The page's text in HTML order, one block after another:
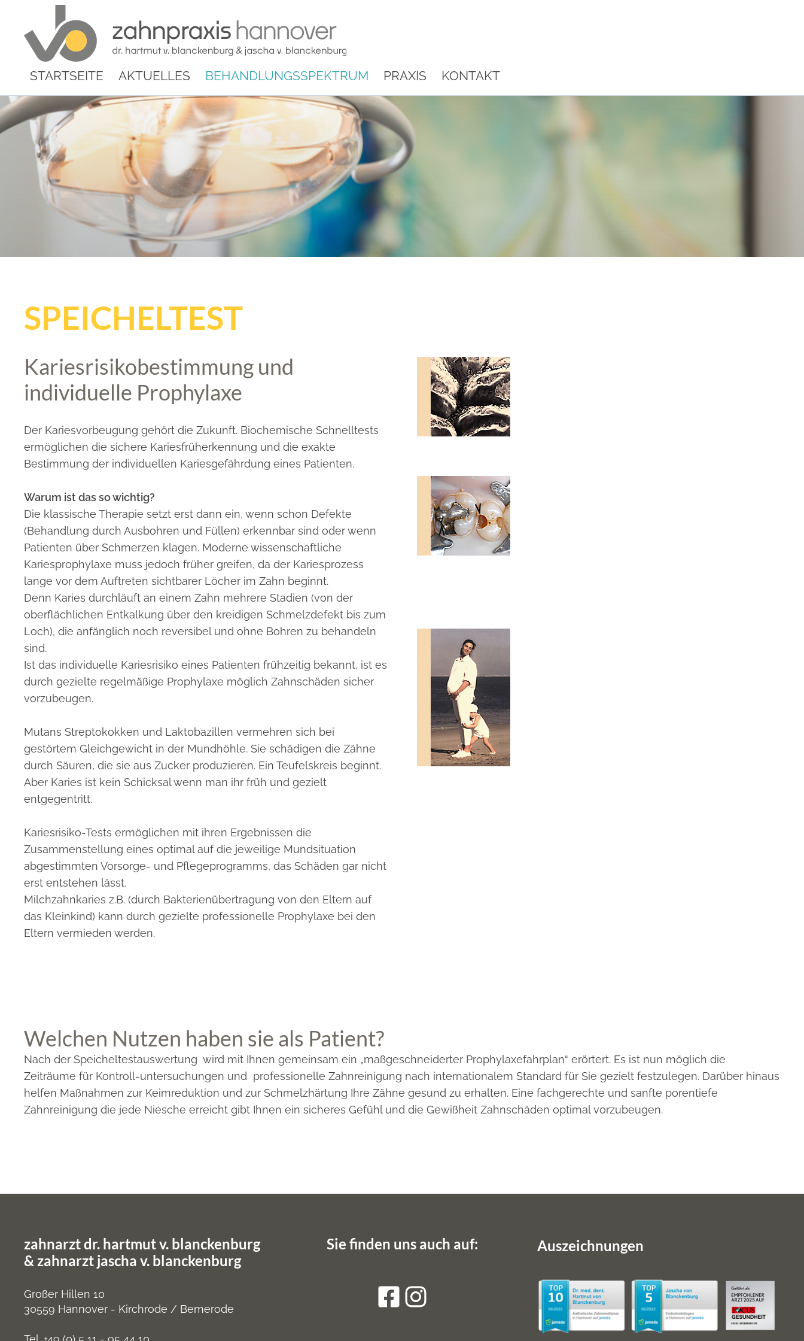
SPEICHELTEST
Kariesrisikobestimmung und
individuelle Prophylaxe
Der Kariesvorbeugung gehört die Zukunft. Biochemische Schnelltests
ermöglichen die sichere Kariesfrüherkennung und die exakte
Bestimmung der individuellen Kariesgefährdung eines Patienten.
Warum ist das so wichtig?
Die klassische Therapie setzt erst dann ein, wenn schon Defekte
(Behandlung durch Ausbohren und Füllen) erkennbar sind oder wenn
Patienten über Schmerzen klagen. Moderne wissenschaftliche
Kariesprophylaxe muss jedoch früher greifen, da der Kariesprozess
lange vor dem Auftreten sichtbarer Löcher im Zahn beginnt.
Denn Karies durchläuft an einem Zahn mehrere Stadien (von der
oberflächlichen Entkalkung über den kreidigen Schmelzdefekt bis zum
Loch), die anfänglich noch reversibel und ohne Bohren zu behandeln
sind.
Ist das individuelle Kariesrisiko eines Patienten frühzeitig bekannt, ist es
durch gezielte regelmäßige Prophylaxe möglich Zahnschäden sicher
vorzubeugen.
Mutans Streptokokken und Laktobazillen vermehren sich bei
gestörtem Gleichgewicht in der Mundhöhle. Sie schädigen die Zähne
durch Säuren, die sie aus Zucker produzieren. Ein Teufelskreis beginnt.
Aber Karies ist kein Schicksal wenn man ihr früh und gezielt
entgegentritt.
Kariesrisiko-Tests ermöglichen mit ihren Ergebnissen die
Zusammenstellung eines optimal auf die jeweilige Mundsituation
abgestimmten Vorsorge- und Pflegeprogramms, das Schäden gar nicht
erst entstehen lässt.
Milchzahnkaries z.B. (durch Bakterienübertragung von den Eltern auf
das Kleinkind) kann durch gezielte professionelle Prophylaxe bei den
Eltern vermieden werden.
Welchen Nutzen haben sie als Patient?
Nach der Speicheltestauswertung wird mit Ihnen gemeinsam ein „maßgeschneiderter Prophylaxefahrplan“ erörtert. Es ist nun möglich die
Zeiträume für Kontroll-untersuchungen und professionelle Zahnreinigung nach internationalem Standard für Sie gezielt festzulegen. Darüber hinaus
helfen Maßnahmen zur Keimreduktion und zur Schmelzhärtung Ihre Zähne gesund zu erhalten. Eine fachgerechte und sanfte porentiefe
Zahnreinigung die jede Niesche erreicht gibt Ihnen ein sicheres Gefühl und die Gewißheit Zahnschäden optimal vorzubeugen.
STARTSEITE AKTUELLES BEHANDLUNGSSPEKTRUM PRAXIS KONTAKT
zahnarzt dr. hartmut v. blanckenburg
& zahnarzt jascha v. blanckenburg
Großer Hillen 10
30559 Hannover - Kirchrode / Bemerode
Sie finden uns auch auf: Auszeichnungen